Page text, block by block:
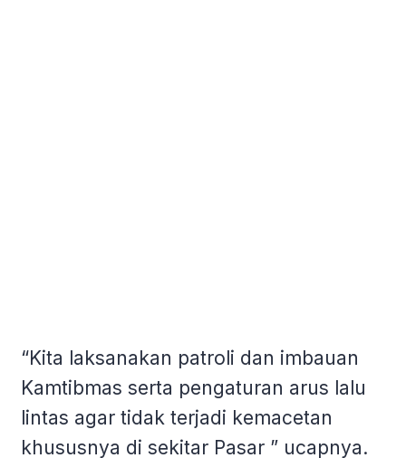
“Kita laksanakan patroli dan imbauan
Kamtibmas serta pengaturan arus lalu
lintas agar tidak terjadi kemacetan
khususnya di sekitar Pasar ” ucapnya.